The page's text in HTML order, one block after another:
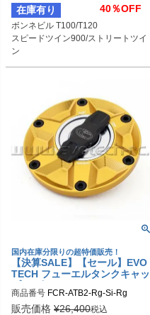
在庫有り 40％OFF
ボンネビル T100/T120
スピードツイン900/ストリートツイ
ン
トライデント
国内在庫分限りの超特価販売！
【決算SALE】【セール】EVO
TECH フューエルタンクキャッ
プ ラピッド APRILIA/BENELL
I/TRIUMPH/KTM/MV AGUSTA
商品番号 FCR-ATB2-Rg-Si-Rg
販売価格 ¥26,400税込